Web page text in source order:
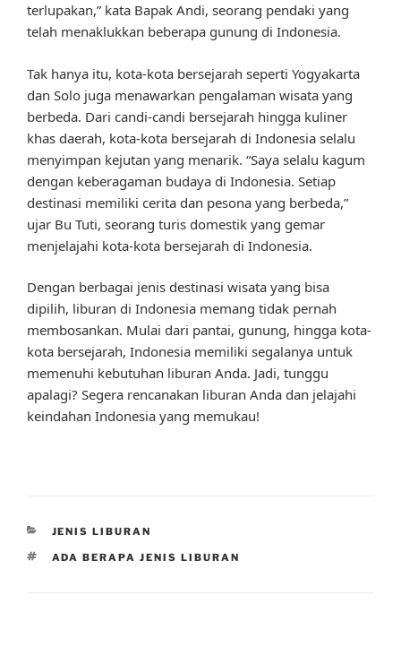
terlupakan,” kata Bapak Andi, seorang pendaki yang
telah menaklukkan beberapa gunung di Indonesia.
Tak hanya itu, kota-kota bersejarah seperti Yogyakarta
dan Solo juga menawarkan pengalaman wisata yang
berbeda. Dari candi-candi bersejarah hingga kuliner
khas daerah, kota-kota bersejarah di Indonesia selalu
menyimpan kejutan yang menarik. “Saya selalu kagum
dengan keberagaman budaya di Indonesia. Setiap
destinasi memiliki cerita dan pesona yang berbeda,”
ujar Bu Tuti, seorang turis domestik yang gemar
menjelajahi kota-kota bersejarah di Indonesia.
Dengan berbagai jenis destinasi wisata yang bisa
dipilih, liburan di Indonesia memang tidak pernah
membosankan. Mulai dari pantai, gunung, hingga kota-
kota bersejarah, Indonesia memiliki segalanya untuk
memenuhi kebutuhan liburan Anda. Jadi, tunggu
apalagi? Segera rencanakan liburan Anda dan jelajahi
keindahan Indonesia yang memukau!
CATEGORIES
JENIS LIBURAN
TAGS
ADA BERAPA JENIS LIBURAN